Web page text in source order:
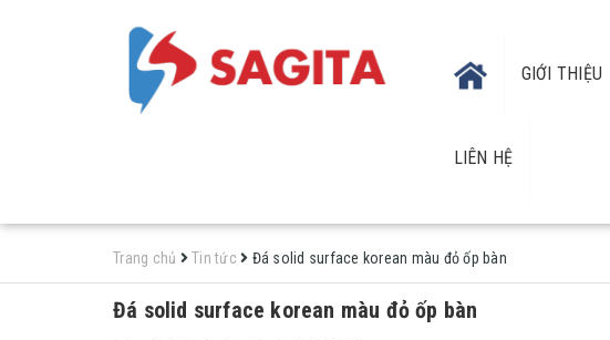
GIỚI THIỆU
LIÊN HỆ
Trang chủ Tin tức Đá solid surface korean màu đỏ ốp bàn
Đá solid surface korean màu đỏ ốp bàn